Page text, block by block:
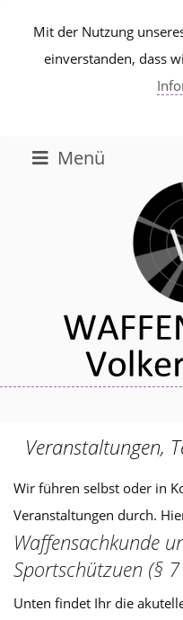
Mit der Nutzung
einverstanden, dass
Menü
Veranstaltungen,
Wir führen selbst oder in
Veranstaltungen durch.
Waffensachkunde
Sportschützuen (§
Unten findet Ihr die